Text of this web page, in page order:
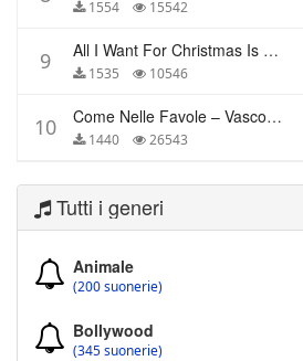
1554 15542
9 All I Want For Christmas Is You – Mariah Carey
1535 10546
10 Come Nelle Favole – Vasco Rossi
1440 26543
Tutti i generi
Animale
(200 suonerie)
Bollywood
(345 suonerie)